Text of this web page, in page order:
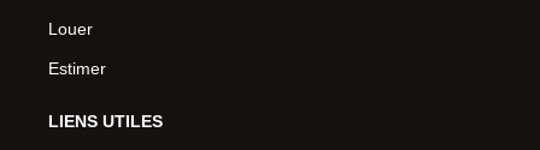
Louer
Estimer
LIENS UTILES